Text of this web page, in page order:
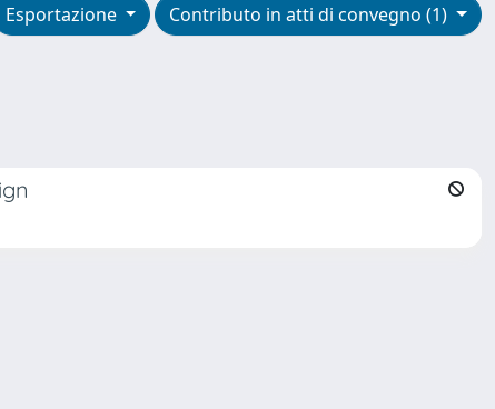
Contributo in atti di convegno (1)
Esportazione